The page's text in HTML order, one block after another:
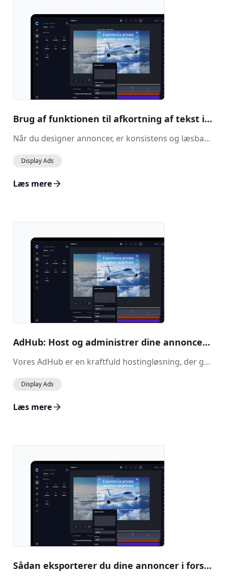
Brug af funktionen til afkortning af tekst i annoncebyggeren
Når du designer annoncer, er konsistens og læsbarhed afgørende for at sikre et visuelt tiltalende layout. Hvis du indlæser dynamisk indhold fra et feed, kan nogle tekstelementer være længere end forventet og potentielt ødelægge designet. For at forhindre dette forkorter funktionen <strong>Afkort tekst</strong> automatisk tekst, der overskrider en angivet tegnbegrænsning, så udtrykket forbliver rent og professionelt.
Display Ads
Læs mere
AdHub: Host og administrer dine annoncer med lethed
Vores AdHub er en kraftfuld hostingløsning, der gør det muligt at lagre og administrere dine annoncer uden de typiske størrelsesbegrænsninger, som de fleste annonceudbydere pålægger. Med AdHub kan du generere annoncemærker til problemfri integration i udbyderplatforme, samtidig med at du bevarer fuld kontrol over dine annoncer i realtid.
Display Ads
Læs mere
Sådan eksporterer du dine annoncer i forskellige formater